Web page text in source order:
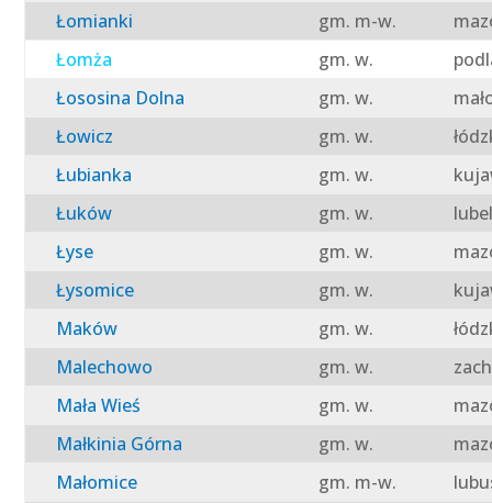
Łomianki
gm. m-w.
Łomża
gm. w.
Łososina Dolna
gm. w.
Łowicz
gm. w.
Łubianka
gm. w.
Łuków
gm. w.
Łyse
gm. w.
Łysomice
gm. w.
Maków
gm. w.
Malechowo
gm. w.
Mała Wieś
gm. w.
Małkinia Górna
gm. w.
Małomice
gm. m-w.